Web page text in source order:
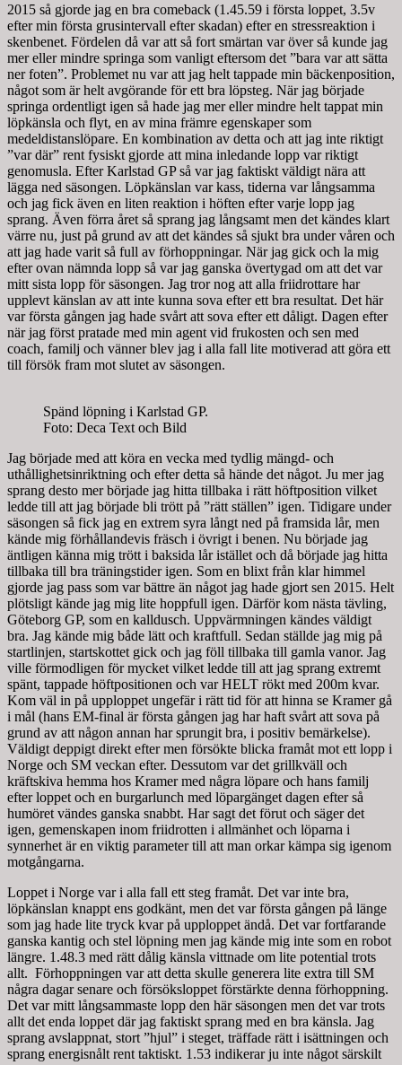
2015 så gjorde jag en bra comeback (1.45.59 i första loppet, 3.5v
efter min första grusintervall efter skadan) efter en stressreaktion i
skenbenet. Fördelen då var att så fort smärtan var över så kunde jag
mer eller mindre springa som vanligt eftersom det ”bara var att sätta
ner foten”. Problemet nu var att jag helt tappade min bäckenposition,
något som är helt avgörande för ett bra löpsteg. När jag började
springa ordentligt igen så hade jag mer eller mindre helt tappat min
löpkänsla och flyt, en av mina främre egenskaper som
medeldistanslöpare. En kombination av detta och att jag inte riktigt
”var där” rent fysiskt gjorde att mina inledande lopp var riktigt
genomusla. Efter Karlstad GP så var jag faktiskt väldigt nära att
lägga ned säsongen. Löpkänslan var kass, tiderna var långsamma
och jag fick även en liten reaktion i höften efter varje lopp jag
sprang. Även förra året så sprang jag långsamt men det kändes klart
värre nu, just på grund av att det kändes så sjukt bra under våren och
att jag hade varit så full av förhoppningar. När jag gick och la mig
efter ovan nämnda lopp så var jag ganska övertygad om att det var
mitt sista lopp för säsongen. Jag tror nog att alla friidrottare har
upplevt känslan av att inte kunna sova efter ett bra resultat. Det här
var första gången jag hade svårt att sova efter ett dåligt. Dagen efter
när jag först pratade med min agent vid frukosten och sen med
coach, familj och vänner blev jag i alla fall lite motiverad att göra ett
till försök fram mot slutet av säsongen.
Spänd löpning i Karlstad GP.
Foto: Deca Text och Bild
Jag började med att köra en vecka med tydlig mängd- och
uthållighetsinriktning och efter detta så hände det något. Ju mer jag
sprang desto mer började jag hitta tillbaka i rätt höftposition vilket
ledde till att jag började bli trött på ”rätt ställen” igen. Tidigare under
säsongen så fick jag en extrem syra långt ned på framsida lår, men
kände mig förhållandevis fräsch i övrigt i benen. Nu började jag
äntligen känna mig trött i baksida lår istället och då började jag hitta
tillbaka till bra träningstider igen. Som en blixt från klar himmel
gjorde jag pass som var bättre än något jag hade gjort sen 2015. Helt
plötsligt kände jag mig lite hoppfull igen. Därför kom nästa tävling,
Göteborg GP, som en kalldusch. Uppvärmningen kändes väldigt
bra. Jag kände mig både lätt och kraftfull. Sedan ställde jag mig på
startlinjen, startskottet gick och jag föll tillbaka till gamla vanor. Jag
ville förmodligen för mycket vilket ledde till att jag sprang extremt
spänt, tappade höftpositionen och var HELT rökt med 200m kvar.
Kom väl in på upploppet ungefär i rätt tid för att hinna se Kramer gå
i mål (hans EM-final är första gången jag har haft svårt att sova på
grund av att någon annan har sprungit bra, i positiv bemärkelse).
Väldigt deppigt direkt efter men försökte blicka framåt mot ett lopp i
Norge och SM veckan efter. Dessutom var det grillkväll och
kräftskiva hemma hos Kramer med några löpare och hans familj
efter loppet och en burgarlunch med löpargänget dagen efter så
humöret vändes ganska snabbt. Har sagt det förut och säger det
igen, gemenskapen inom friidrotten i allmänhet och löparna i
synnerhet är en viktig parameter till att man orkar kämpa sig igenom
motgångarna.
Loppet i Norge var i alla fall ett steg framåt. Det var inte bra,
löpkänslan knappt ens godkänt, men det var första gången på länge
som jag hade lite tryck kvar på upploppet ändå. Det var fortfarande
ganska kantig och stel löpning men jag kände mig inte som en robot
längre. 1.48.3 med rätt dålig känsla vittnade om lite potential trots
allt. Förhoppningen var att detta skulle generera lite extra till SM
några dagar senare och försöksloppet förstärkte denna förhoppning.
Det var mitt långsammaste lopp den här säsongen men det var trots
allt det enda loppet där jag faktiskt sprang med en bra känsla. Jag
sprang avslappnat, stort ”hjul” i steget, träffade rätt i isättningen och
sprang energisnålt rent taktiskt. 1.53 indikerar ju inte något särskilt